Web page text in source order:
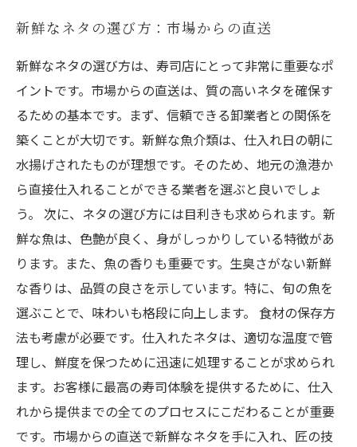
新鮮なネタの選び方：市場からの直送
新鮮なネタの選び方は、寿司店にとって非常に重要なポ
イントです。市場からの直送は、質の高いネタを確保す
るための基本です。まず、信頼できる卸業者との関係を
築くことが大切です。新鮮な魚介類は、仕入れ日の朝に
水揚げされたものが理想です。そのため、地元の漁港か
ら直接仕入れることができる業者を選ぶと良いでしょ
う。 次に、ネタの選び方には目利きも求められます。新
鮮な魚は、色艶が良く、身がしっかりしている特徴があ
ります。また、魚の香りも重要です。生臭さがない新鮮
な香りは、品質の良さを示しています。特に、旬の魚を
選ぶことで、味わいも格段に向上します。 食材の保存方
法も考慮が必要です。仕入れたネタは、適切な温度で管
理し、鮮度を保つために迅速に処理することが求められ
ます。お客様に最高の寿司体験を提供するために、仕入
れから提供までの全てのプロセスにこだわることが重要
です。市場からの直送で新鮮なネタを手に入れ、匠の技